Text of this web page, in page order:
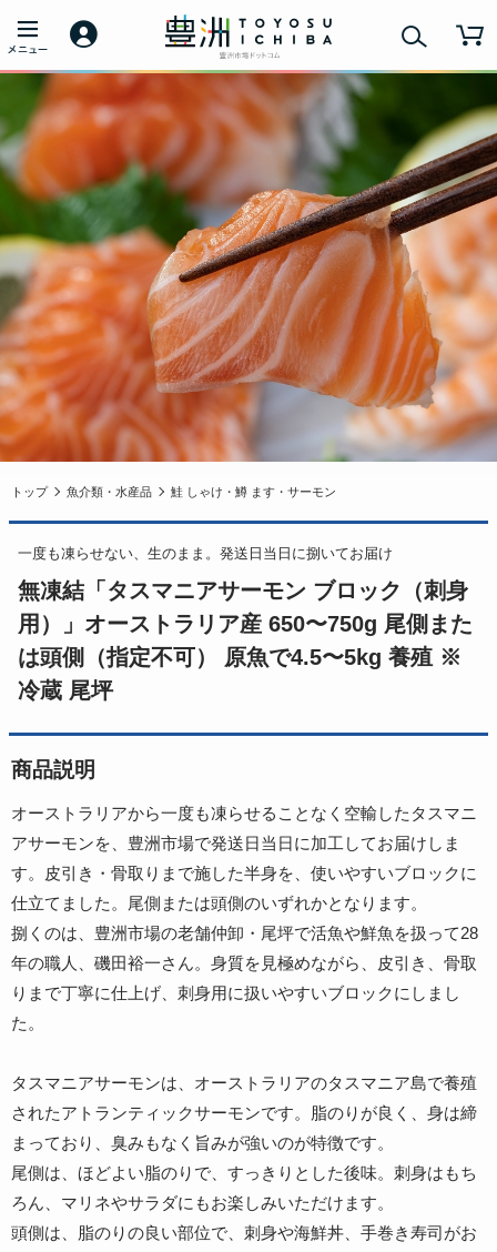
トップ 魚介類・水産品 鮭 しゃけ・鱒 ます・サーモン
一度も凍らせない、生のまま。発送日当日に捌いてお届け
無凍結「タスマニアサーモン ブロック（刺身
用）」オーストラリア産 650〜750g 尾側また
は頭側（指定不可） 原魚で4.5〜5kg 養殖 ※
冷蔵 尾坪
商品説明
オーストラリアから一度も凍らせることなく空輸したタスマニ
アサーモンを、豊洲市場で発送日当日に加工してお届けしま
す。皮引き・骨取りまで施した半身を、使いやすいブロックに
仕立てました。尾側または頭側のいずれかとなります。
捌くのは、豊洲市場の老舗仲卸・尾坪で活魚や鮮魚を扱って28
年の職人、磯田裕一さん。身質を見極めながら、皮引き、骨取
りまで丁寧に仕上げ、刺身用に扱いやすいブロックにしまし
た。
タスマニアサーモンは、オーストラリアのタスマニア島で養殖
されたアトランティックサーモンです。脂のりが良く、身は締
まっており、臭みもなく旨みが強いのが特徴です。
尾側は、ほどよい脂のりで、すっきりとした後味。刺身はもち
ろん、マリネやサラダにもお楽しみいただけます。
頭側は、脂のりの良い部位で、刺身や海鮮丼、手巻き寿司がお